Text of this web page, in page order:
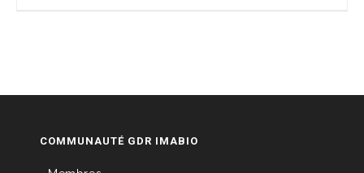
COMMUNAUTÉ GDR IMABIO